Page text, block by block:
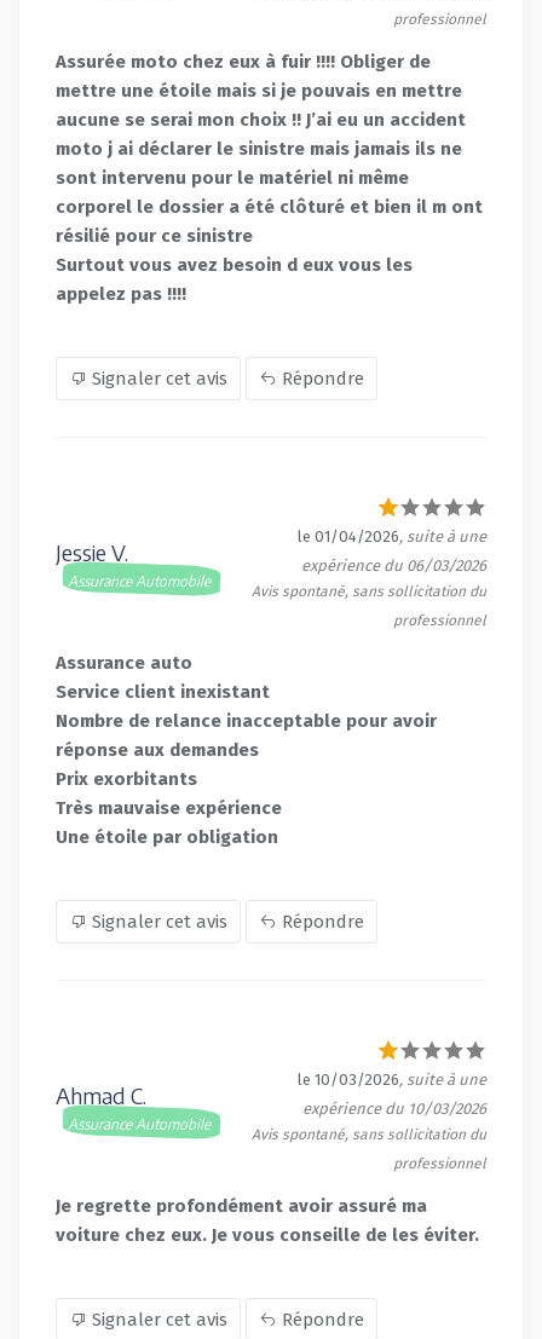
professionnel
Assurée moto chez eux à fuir !!!! Obliger de
mettre une étoile mais si je pouvais en mettre
aucune se serai mon choix !! J’ai eu un accident
moto j ai déclarer le sinistre mais jamais ils ne
sont intervenu pour le matériel ni même
corporel le dossier a été clôturé et bien il m ont
résilié pour ce sinistre
Surtout vous avez besoin d eux vous les
appelez pas !!!!
Signaler cet avis Répondre
Jessie V.
Assurance Automobile
le 01/04/2026, suite à une
expérience du 06/03/2026
Avis spontané, sans sollicitation du
professionnel
Assurance auto
Service client inexistant
Nombre de relance inacceptable pour avoir
réponse aux demandes
Prix exorbitants
Très mauvaise expérience
Une étoile par obligation
Signaler cet avis Répondre
Ahmad C.
Assurance Automobile
le 10/03/2026, suite à une
expérience du 10/03/2026
Avis spontané, sans sollicitation du
professionnel
Je regrette profondément avoir assuré ma
voiture chez eux. Je vous conseille de les éviter.
Signaler cet avis Répondre